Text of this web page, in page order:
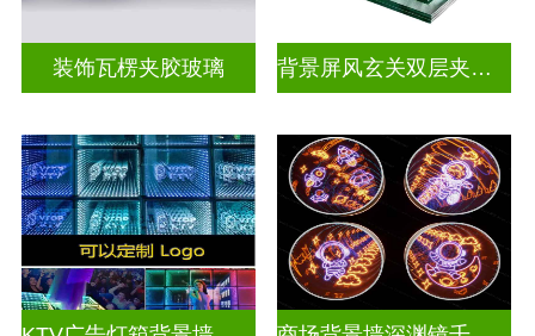
装饰瓦楞夹胶玻璃 背景屏风玄关双层夹娟玻璃